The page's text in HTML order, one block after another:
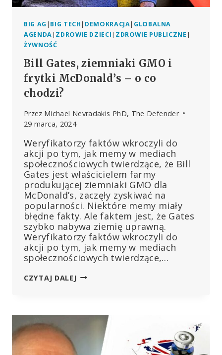
BIG AG | BIG TECH| DEMOKRACJA| GLOBALNA
AGENDA| ZDROWIE DZIECI| ZDROWIE PUBLICZNE |
ŻYWNOŚĆ
Bill Gates, ziemniaki GMO i
frytki McDonald’s – o co
chodzi?
Przez Michael Nevradakis PhD, The Defender
29 marca, 2024
Weryfikatorzy faktów wkroczyli do
akcji po tym, jak memy w mediach
społecznościowych twierdzące, że Bill
Gates jest właścicielem farmy
produkującej ziemniaki GMO dla
McDonald’s, zaczęły zyskiwać na
popularności. Niektóre memy miały
błędne fakty. Ale faktem jest, że Gates
szybko nabywa ziemię uprawną.
Weryfikatorzy faktów wkroczyli do
akcji po tym, jak memy w mediach
społecznościowych twierdzące,…
CZYTAJ DALEJBILL
MCDONALD’S
–